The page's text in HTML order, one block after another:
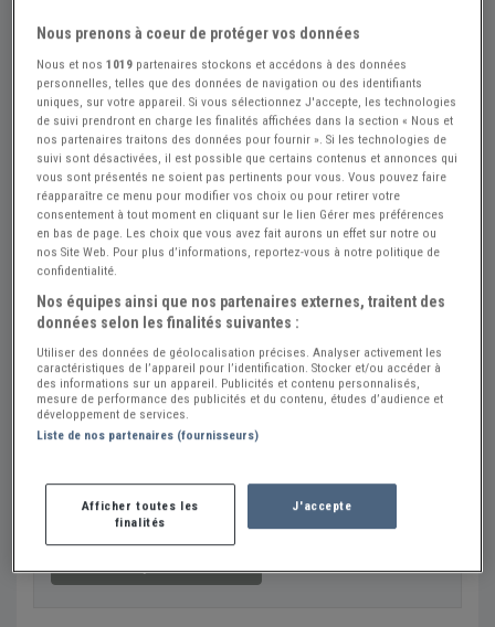
+4
Réf : A872834 Actualisée le : 06/08/2026
ITOM Sport Sport - 1963
Créer une alerte ITOM Sport
2 250 €
Vendeur Particulier
Espagne
Voir le téléphone
Nous prenons à coeur de protéger vos données
Nous et nos1019 partenaires stockons et accédons à des données
personnelles, telles que des données de navigation ou des identifiants
uniques, sur votre appareil. Si vous sélectionnez J'accepte, les technologies
de suivi prendront en charge les finalités affichées dans la section « Nous et
nos partenaires traitons des données pour fournir ». Si les technologies de
suivi sont désactivées, il est possible que certains contenus et annonces qui
vous sont présentés ne soient pas pertinents pour vous. Vous pouvez faire
réapparaître ce menu pour modifier vos choix ou pour retirer votre
consentement à tout moment en cliquant sur le lien Gérer mes préférences
en bas de page. Les choix que vous avez fait aurons un effet sur notre ou
nos Site Web. Pour plus d’informations, reportez-vous à notre politique de
confidentialité.
Nos équipes ainsi que nos partenaires externes, traitent des
données selon les finalités suivantes :
Utiliser des données de géolocalisation précises. Analyser activement les
caractéristiques de l’appareil pour l’identification. Stocker et/ou accéder à
des informations sur un appareil. Publicités et contenu personnalisés,
mesure de performance des publicités et du contenu, études d’audience et
développement de services.
Liste de nos partenaires (fournisseurs)
Afficher toutes les
finalités
J'accepte